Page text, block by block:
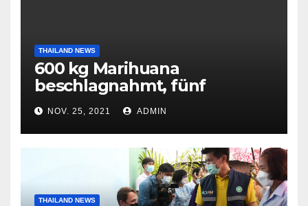
THAILAND NEWS
600 kg Marihuana
beschlagnahmt, fünf
Tatverdächtige
festgenommen
NOV. 25, 2021 ADMIN
THAILAND NEWS